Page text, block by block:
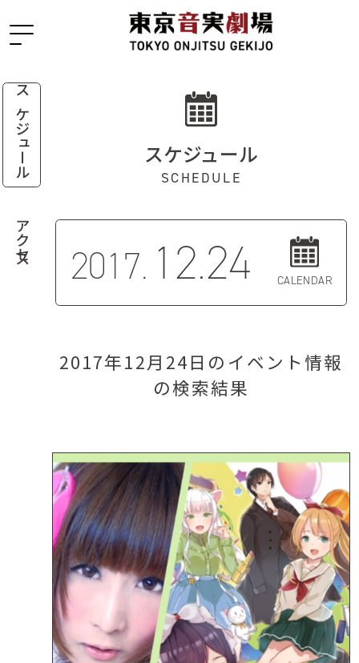
スケジュール
アクセス
スケジュール
SCHEDULE
2017. 12.24 CALENDAR
2017年12月24日のイベント情報
の検索結果